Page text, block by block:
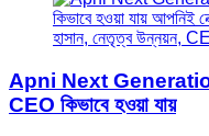
Apni Next
CEO কিভাবে হওয়া যায়